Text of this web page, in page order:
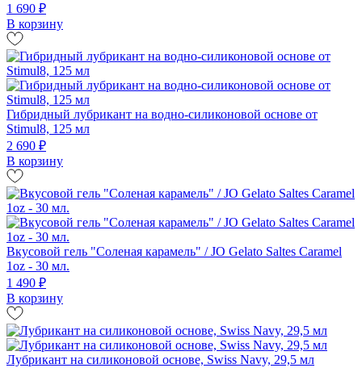
1 690 ₽
В корзину
Гибридный лубрикант на водно-силиконовой основе от
Stimul8, 125 мл
2 690 ₽
В корзину
Вкусовой гель "Соленая карамель" / JO Gelato Saltes Caramel
1oz - 30 мл.
1 490 ₽
В корзину
Лубрикант на силиконовой основе, Swiss Navy, 29,5 мл